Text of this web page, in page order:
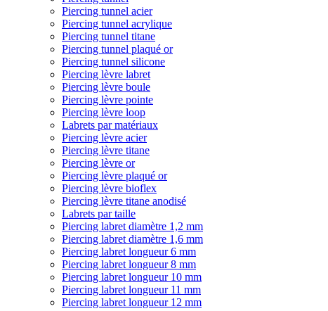
Piercing tunnel acier
Piercing tunnel acrylique
Piercing tunnel titane
Piercing tunnel plaqué or
Piercing tunnel silicone
Piercing lèvre labret
Piercing lèvre boule
Piercing lèvre pointe
Piercing lèvre loop
Labrets par matériaux
Piercing lèvre acier
Piercing lèvre titane
Piercing lèvre or
Piercing lèvre plaqué or
Piercing lèvre bioflex
Piercing lèvre titane anodisé
Labrets par taille
Piercing labret diamètre 1,2 mm
Piercing labret diamètre 1,6 mm
Piercing labret longueur 6 mm
Piercing labret longueur 8 mm
Piercing labret longueur 10 mm
Piercing labret longueur 11 mm
Piercing labret longueur 12 mm